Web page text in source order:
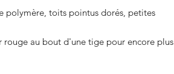
polymère, toits pointus dorés, petites
au bout d'une tige pour encore plus